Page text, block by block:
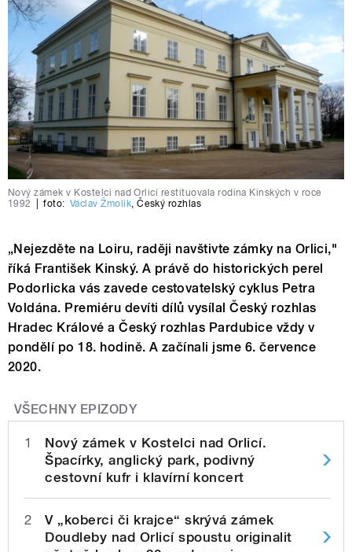
Nový zámek v Kostelci nad Orlicí restituovala rodina Kinských v roce
1992
foto: Václav Žmolík,Český rozhlas
„Nejezděte na Loiru, raději navštivte zámky na Orlici,"
říká František Kinský. A právě do historických perel
Podorlicka vás zavede cestovatelský cyklus Petra
Voldána. Premiéru devíti dílů vysílal Český rozhlas
Hradec Králové a Český rozhlas Pardubice vždy v
pondělí po 18. hodině. A začínali jsme 6. července
2020.
VŠECHNY EPIZODY
1
Nový zámek v Kostelci nad Orlicí.
Špacírky, anglický park, podivný
cestovní kufr i klavírní koncert
2
V „koberci či krajce“ skrývá zámek
Doudleby nad Orlicí spoustu originalit